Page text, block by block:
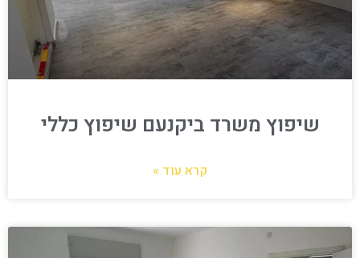
שיפוץ משרד ביקנעם שיפוץ כללי
קרא עוד »